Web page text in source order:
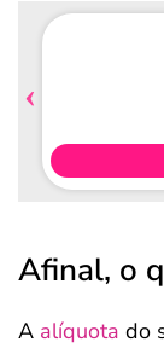
Afinal, o
A alíquota do